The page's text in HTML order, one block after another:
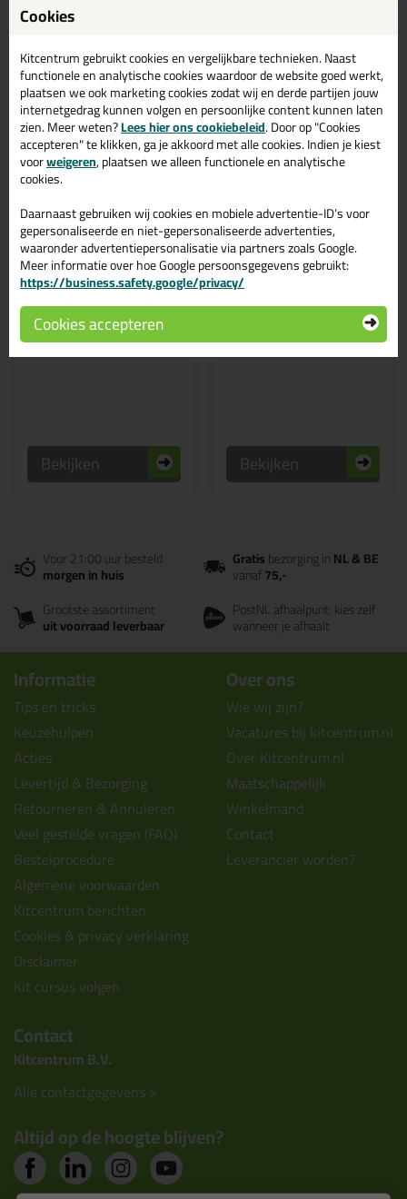
Gerelateerde producten
Bostik FP 402 fireseal
Silicone 310ml
11,99
Bekijken
12,
Bekijken
Voor 21:00 uur besteld
morgen in huis
Gratisbezorging inNL & BE
vanaf75,-
Grootste assortiment
uit voorraad leverbaar
PostNL afhaalpunt: kies zelf
wanneer je afhaalt
Informatie
Tips en tricks
Keuzehulpen
Acties
Levertijd & Bezorging
Retourneren & Annuleren
Veel gestelde vragen (FAQ)
Bestelprocedure
Algemene voorwaarden
Kitcentrum berichten
Cookies & privacy verklaring
Disclaimer
Kit cursus volgen
Over ons
Wie wij zijn?
Vacatures bij kitcentrum.nl
Over Kitcentrum.nl
Maatschappelijk
Winkelmand
Contact
Leverancier worden?
Contact
Kitcentrum B.V.
Alle contactgegevens >
Altijd op de hoogte blijven?
Cookies
Kitcentrum gebruikt cookies en vergelijkbare technieken. Naast
functionele en analytische cookies waardoor de website goed werkt,
plaatsen we ook marketing cookies zodat wij en derde partijen jouw
internetgedrag kunnen volgen en persoonlijke content kunnen laten
zien. Meer weten?Lees hier ons cookiebeleid. Door op "Cookies
accepteren" te klikken, ga je akkoord met alle cookies. Indien je kiest
voorweigeren, plaatsen we alleen functionele en analytische
cookies.
Daarnaast gebruiken wij cookies en mobiele advertentie-ID’s voor
gepersonaliseerde en niet-gepersonaliseerde advertenties,
waaronder advertentiepersonalisatie via partners zoals Google.
Meer informatie over hoe Google persoonsgegevens gebruikt:
https://business.safety.google/privacy/
Cookies accepteren